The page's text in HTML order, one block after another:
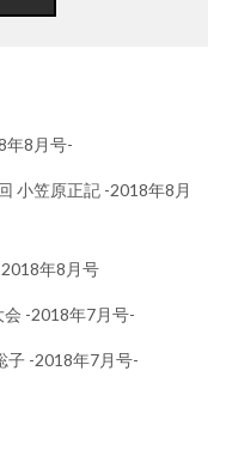
年8月号-
小笠原正記 -2018年8月
年8月号
会 -2018年7月号-
子 -2018年7月号-